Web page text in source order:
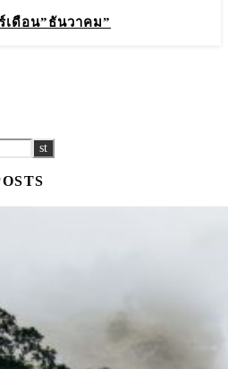
เดือน”ธันวาคม”